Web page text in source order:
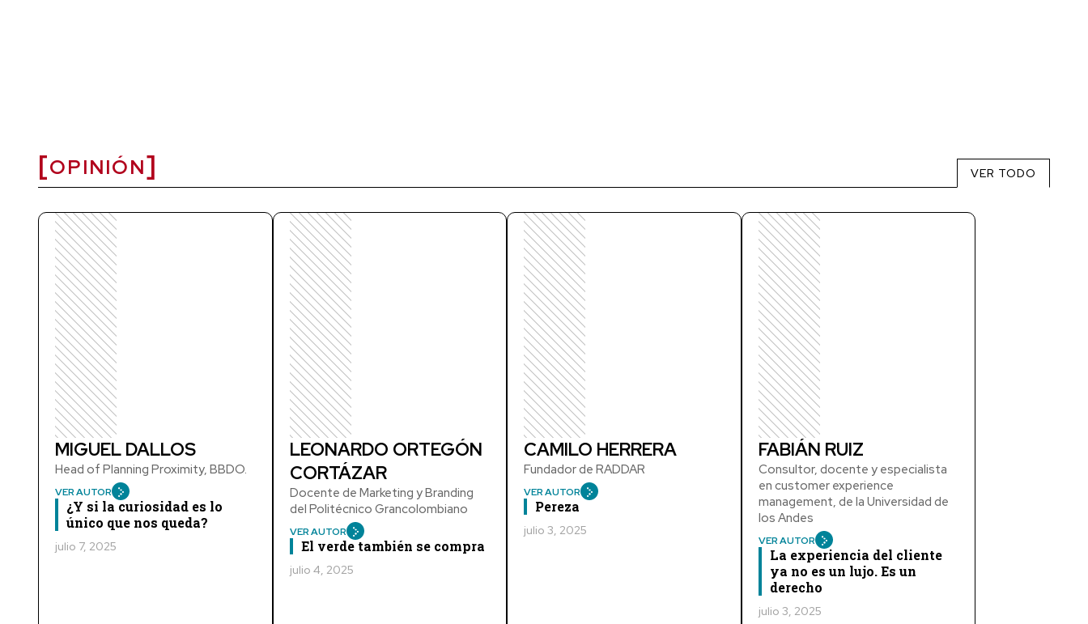
OPINIÓN VER TODO
MIGUEL DALLOS
Head of Planning Proximity, BBDO.
VER AUTOR
¿Y si la curiosidad es lo
único que nos queda?
julio 7, 2025
LEONARDO ORTEGÓN
CORTÁZAR
Docente de Marketing y Branding
del Politécnico Grancolombiano
VER AUTOR
El verde también se compra
julio 4, 2025
CAMILO HERRERA
Fundador de RADDAR
VER AUTOR
Pereza
julio 3, 2025
FABIÁN RUIZ
Consultor, docente y especialista
en customer experience
management, de la Universidad de
los Andes
VER AUTOR
La experiencia del cliente
ya no es un lujo. Es un
derecho
julio 3, 2025